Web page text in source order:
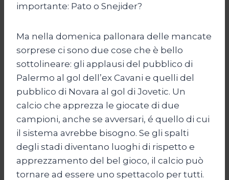
importante: Pato o Snejider?
Ma nella domenica pallonara delle mancate
sorprese ci sono due cose che è bello
sottolineare: gli applausi del pubblico di
Palermo al gol dell’ex Cavani e quelli del
pubblico di Novara al gol di Jovetic. Un
calcio che apprezza le giocate di due
campioni, anche se avversari, é quello di cui
il sistema avrebbe bisogno. Se gli spalti
degli stadi diventano luoghi di rispetto e
apprezzamento del bel gioco, il calcio può
tornare ad essere uno spettacolo per tutti.